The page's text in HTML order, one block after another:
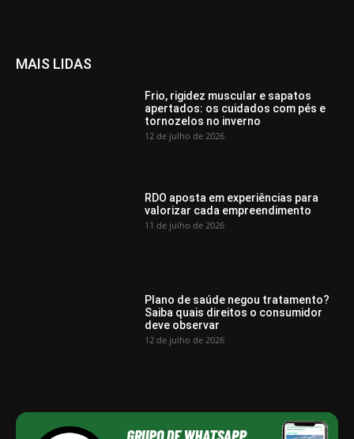
MAIS LIDAS
Frio, rigidez muscular e sapatos
apertados: os cuidados com pés e
tornozelos no inverno
12 de julho de 2026
RDO aposta em experiências para
valorizar cada empreendimento
11 de julho de 2026
Plano de saúde negou tratamento?
Saiba quais direitos o consumidor
deve observar
12 de julho de 2026